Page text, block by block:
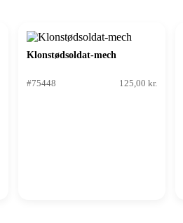
Klonstødsoldat-mech
#75448 125,00 kr.